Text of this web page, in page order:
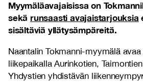
Myymäläavajaisissa on
sekä runsaasti avajaistarjouksia
sisältäviä yllätysämpäreitä.
Naantalin Tokmanni-myymälä
liikepaikalla Aurinkotien,
Yhdystien yhdistävän